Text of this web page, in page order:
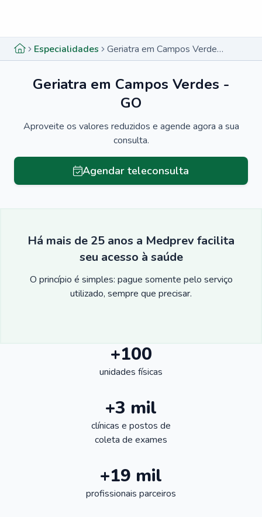
Especialidades Geriatra em Campos Verdes - GO
Geriatra em Campos Verdes -
GO
Aproveite os valores reduzidos e agende agora a sua
consulta.
Agendar teleconsulta
Há mais de 25 anos a Medprev facilita
seu acesso à saúde
O princípio é simples: pague somente pelo serviço
utilizado, sempre que precisar.
+100
unidades físicas
+3 mil
clínicas e postos de
coleta de exames
+19 mil
profissionais parceiros